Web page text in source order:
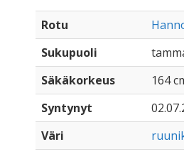
Rotu
Sukupuoli
Säkäkorkeus
164
Syntynyt
Väri